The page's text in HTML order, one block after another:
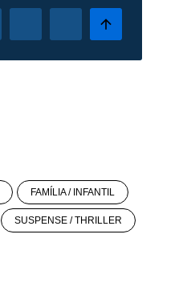
FAMÍLIA / INFANTIL
SUSPENSE / THRILLER